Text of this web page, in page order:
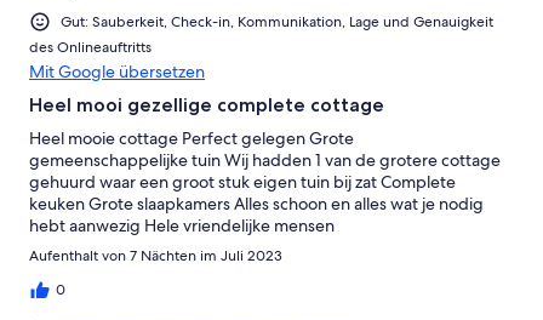
Gut: Sauberkeit, Check-in, Kommunikation, Lage und Genauigkeit
des Onlineauftritts
Mit Google übersetzen
Heel mooi gezellige complete cottage
Heel mooie cottage Perfect gelegen Grote
gemeenschappelijke tuin Wij hadden 1 van de grotere cottage
gehuurd waar een groot stuk eigen tuin bij zat Complete
keuken Grote slaapkamers Alles schoon en alles wat je nodig
hebt aanwezig Hele vriendelijke mensen
Aufenthalt von 7 Nächten im Juli 2023
0